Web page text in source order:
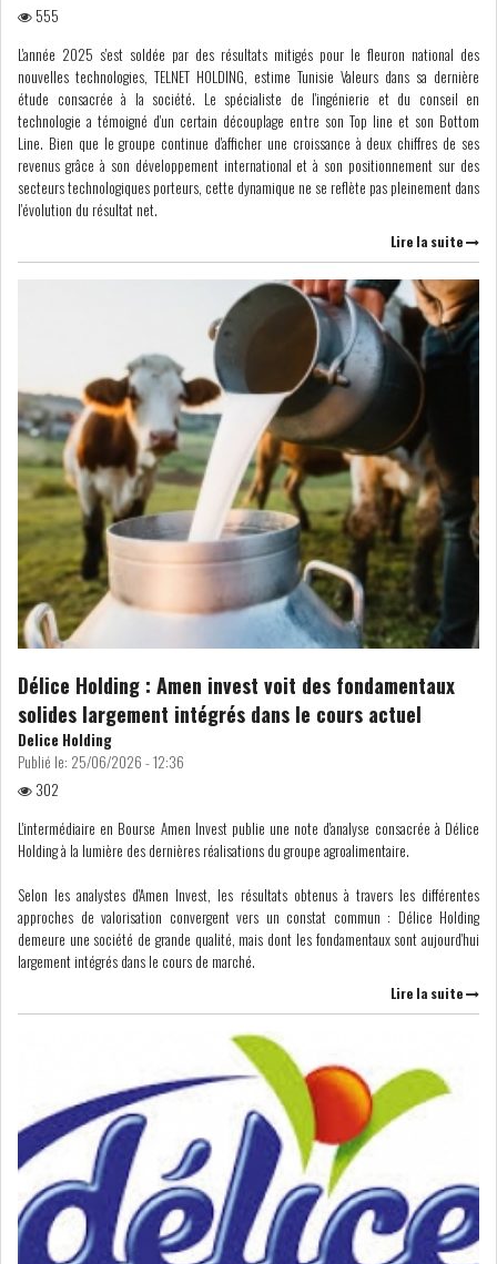
SONDAGES
COMMUNIQUÉS DE
PRESSE
TUNINDEX GLISSE LÉG...
BOURSE DE TUNIS : LE REVENU
GLOBAL DES S...
BOURSE DE TUNIS : LE
TUNINDEX SE MAINTIE...
OFFICE PLAST : UNE LEVÉE DE
FONDS AU SER...
RSS
COTATION ET ANALYSES
FICHES SOCIÉTÉS
COURS DU JOUR
ANALYSE QUOTIDIENNE
ANALYSE HEBDOMADAIRE
ZOOM ENTREPRISE
ARCHIVES DES COURS
HISTORIQUE ANALYSES HEBDOMADAIRES
SICAV
555
L'année 2025 s'est soldée par des résultats mitigés pour le fleuron national des
nouvelles technologies, TELNET HOLDING, estime Tunisie Valeurs dans sa dernière
étude consacrée à la société. Le spécialiste de l'ingénierie et du conseil en
technologie a témoigné d'un certain découplage entre son Top line et son Bottom
Line. Bien que le groupe continue d'afficher une croissance à deux chiffres de ses
revenus grâce à son développement international et à son positionnement sur des
secteurs technologiques porteurs, cette dynamique ne se reflète pas pleinement dans
l'évolution du résultat net.
Lire la suite
Délice Holding : Amen invest voit des fondamentaux
solides largement intégrés dans le cours actuel
Delice Holding
Publié le: 25/06/2026 - 12:36
302
L'intermédiaire en Bourse Amen Invest publie une note d'analyse consacrée à Délice
Holding à la lumière des dernières réalisations du groupe agroalimentaire.
Selon les analystes d'Amen Invest, les résultats obtenus à travers les différentes
approches de valorisation convergent vers un constat commun : Délice Holding
demeure une société de grande qualité, mais dont les fondamentaux sont aujourd'hui
largement intégrés dans le cours de marché.
Lire la suite